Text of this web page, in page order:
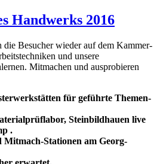
Handwerks 2016
die Besucher wieder auf dem Kammer-
und unsere
Mitmachen und ausprobieren
für geführte Themen-
Steinbildhauen live
.
Mitmach-Stationen am Georg-